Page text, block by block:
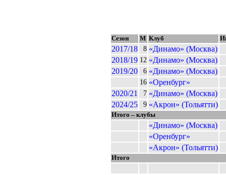
Сезон М Клуб
2017/18 8 «Динамо» (Москва)
2018/19 12 «Динамо» (Москва)
2019/20
6 «Динамо» (Москва)
16 «Оренбург»
2020/21
7 «Динамо» (Москва)
2024/25
9 «Акрон» (Тольятти)
Итого – клубы
«Динамо» (Москва)
«Оренбург»
«Акрон» (Тольятти)
Итого